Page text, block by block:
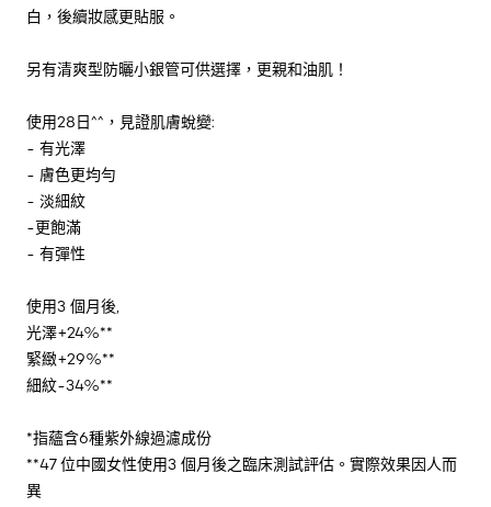
白，後續妝感更貼服。
另有清爽型防曬小銀管可供選擇，更親和油肌！
使用28日^^，見證肌膚蛻變:
- 有光澤
- 膚色更均勻
- 淡細紋
-更飽滿
- 有彈性
使用3 個月後,
光澤+24%**
緊緻+29%**
細紋-34%**
*指蘊含6種紫外線過濾成份
**47 位中國女性使用3 個月後之臨床測試評估。實際效果因人而
異